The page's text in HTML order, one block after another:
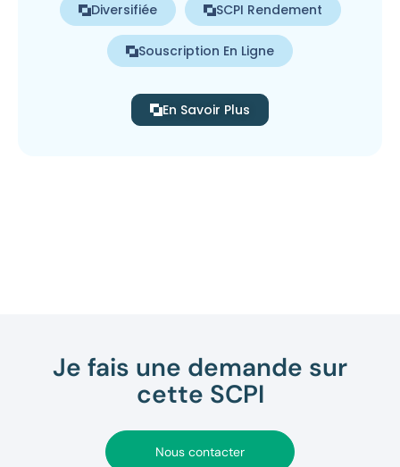
Diversifiée SCPI Rendement
Souscription En Ligne
En Savoir Plus
Je fais une demande sur
cette SCPI
Nous contacter